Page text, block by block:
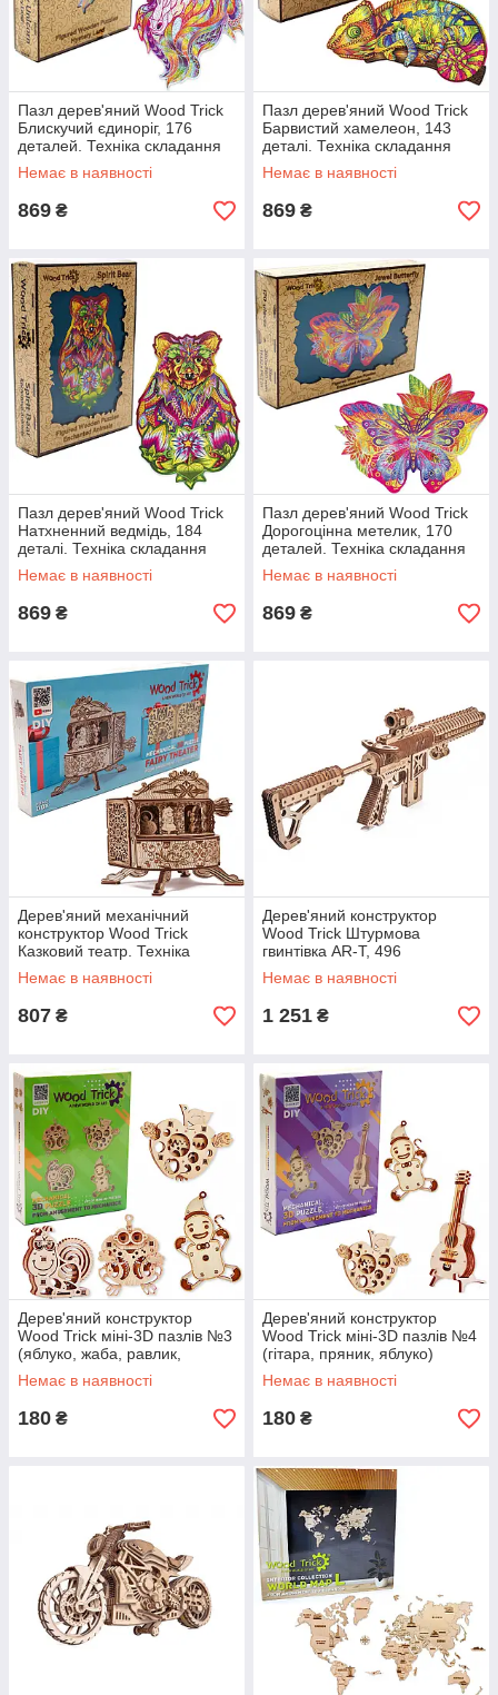
Пазл дерев'яний Wood Trick
Блискучий єдиноріг, 176
деталей. Техніка складання
3D-пазл
Немає в наявності
869 ₴
Пазл дерев'яний Wood Trick
Барвистий хамелеон, 143
деталі. Техніка складання
3D-пазл
Немає в наявності
869 ₴
Пазл дерев'яний Wood Trick
Натхненний ведмідь, 184
деталі. Техніка складання
3D-пазл
Немає в наявності
869 ₴
Пазл дерев'яний Wood Trick
Дорогоцінна метелик, 170
деталей. Техніка складання
3D-пазл
Немає в наявності
869 ₴
Дерев'яний механічний
конструктор Wood Trick
Казковий театр. Техніка
збірки - 3d пазл, 162 деталі
Немає в наявності
807 ₴
Дерев'яний конструктор
Wood Trick Штурмова
гвинтівка AR-T, 496
деталей.Техніка збірки - 3d
пазл
Немає в наявності
1 251 ₴
Дерев'яний конструктор
Wood Trick міні-3D пазлів №3
(яблуко, жаба, равлик,
пряник)
Немає в наявності
180 ₴
Дерев'яний конструктор
Wood Trick міні-3D пазлів №4
(гітара, пряник, яблуко)
Немає в наявності
180 ₴